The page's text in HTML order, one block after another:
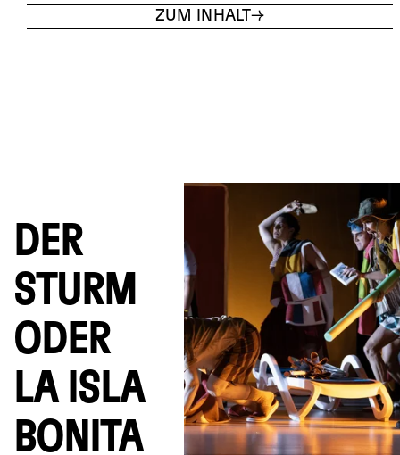
ZUM INHALT
DER
STURM
ODER
LA ISLA
BONITA